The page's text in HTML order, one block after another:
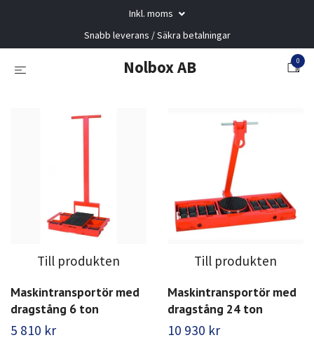
Inkl. moms
Snabb leverans / Säkra betalningar
Nolbox AB 0
Till produkten
Maskintransportör med
dragstång 6 ton
5 810 kr
Till produkten
Maskintransportör med
dragstång 24 ton
10 930 kr